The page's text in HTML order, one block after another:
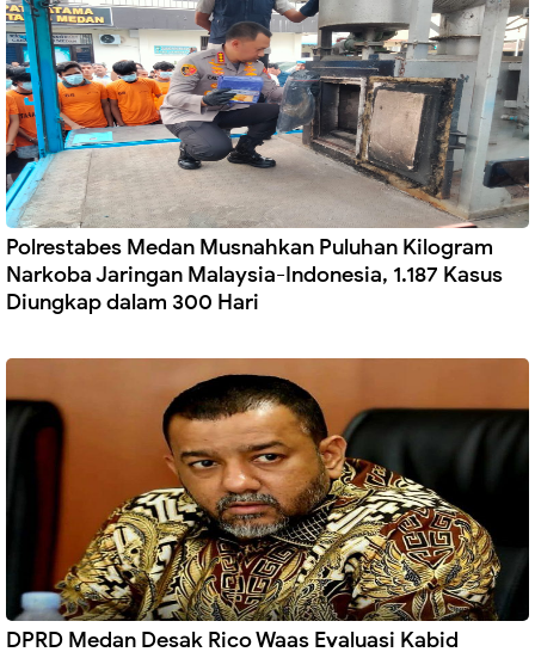
Polrestabes Medan Musnahkan Puluhan Kilogram
Narkoba Jaringan Malaysia-Indonesia, 1.187 Kasus
Diungkap dalam 300 Hari
DPRD Medan Desak Rico Waas Evaluasi Kabid